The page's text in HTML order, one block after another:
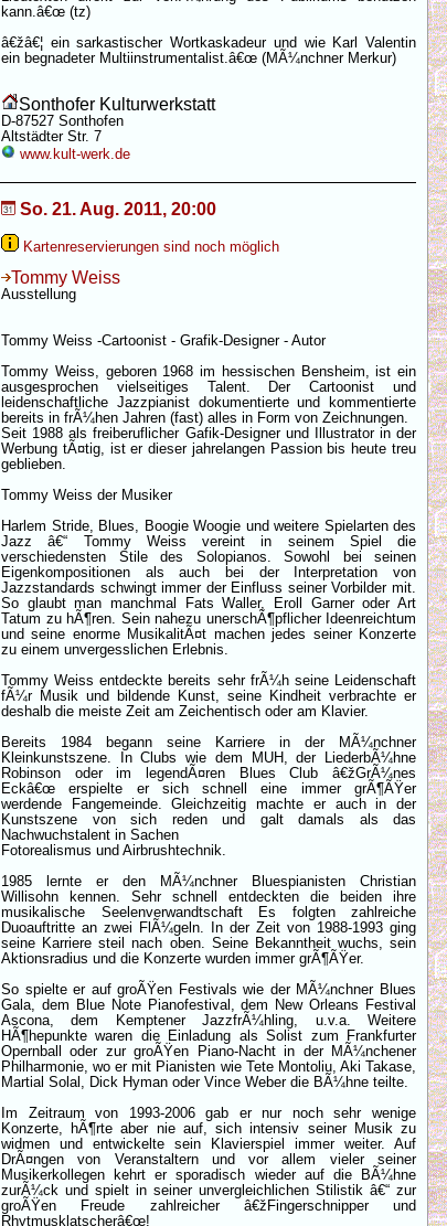
kann.â€œ (tz)
â€žâ€¦ ein sarkastischer Wortkaskadeur und wie Karl Valentin
ein begnadeter Multiinstrumentalist.â€œ (MÃ¼nchner Merkur)
Sonthofer Kulturwerkstatt
D-87527 Sonthofen
Altstädter Str. 7
www.kult-werk.de
So. 21. Aug. 2011, 20:00
Kartenreservierungen sind noch möglich
Tommy Weiss
Ausstellung
Tommy Weiss -Cartoonist - Grafik-Designer - Autor
Tommy Weiss, geboren 1968 im hessischen Bensheim, ist ein
ausgesprochen vielseitiges Talent. Der Cartoonist und
leidenschaftliche Jazzpianist dokumentierte und kommentierte
bereits in frÃ¼hen Jahren (fast) alles in Form von Zeichnungen.
Seit 1988 als freiberuflicher Gafik-Designer und Illustrator in der
Werbung tÃ¤tig, ist er dieser jahrelangen Passion bis heute treu
geblieben.
Tommy Weiss der Musiker
Harlem Stride, Blues, Boogie Woogie und weitere Spielarten des
Jazz â€“ Tommy Weiss vereint in seinem Spiel die
verschiedensten Stile des Solopianos. Sowohl bei seinen
Eigenkompositionen als auch bei der Interpretation von
Jazzstandards schwingt immer der Einfluss seiner Vorbilder mit.
So glaubt man manchmal Fats Waller, Eroll Garner oder Art
Tatum zu hÃ¶ren. Sein nahezu unerschÃ¶pflicher Ideenreichtum
und seine enorme MusikalitÃ¤t machen jedes seiner Konzerte
zu einem unvergesslichen Erlebnis.
Tommy Weiss entdeckte bereits sehr frÃ¼h seine Leidenschaft
fÃ¼r Musik und bildende Kunst, seine Kindheit verbrachte er
deshalb die meiste Zeit am Zeichentisch oder am Klavier.
Bereits 1984 begann seine Karriere in der MÃ¼nchner
Kleinkunstszene. In Clubs wie dem MUH, der LiederbÃ¼hne
Robinson oder im legendÃ¤ren Blues Club â€žGrÃ¼nes
Eckâ€œ erspielte er sich schnell eine immer grÃ¶ÃŸer
werdende Fangemeinde. Gleichzeitig machte er auch in der
Kunstszene von sich reden und galt damals als das
Nachwuchstalent in Sachen
Fotorealismus und Airbrushtechnik.
1985 lernte er den MÃ¼nchner Bluespianisten Christian
Willisohn kennen. Sehr schnell entdeckten die beiden ihre
musikalische Seelenverwandtschaft Es folgten zahlreiche
Duoauftritte an zwei FlÃ¼geln. In der Zeit von 1988-1993 ging
seine Karriere steil nach oben. Seine Bekanntheit wuchs, sein
Aktionsradius und die Konzerte wurden immer grÃ¶ÃŸer.
So spielte er auf groÃŸen Festivals wie der MÃ¼nchner Blues
Gala, dem Blue Note Pianofestival, dem New Orleans Festival
Ascona, dem Kemptener JazzfrÃ¼hling, u.v.a. Weitere
HÃ¶hepunkte waren die Einladung als Solist zum Frankfurter
Opernball oder zur groÃŸen Piano-Nacht in der MÃ¼nchener
Philharmonie, wo er mit Pianisten wie Tete Montoliu, Aki Takase,
Martial Solal, Dick Hyman oder Vince Weber die BÃ¼hne teilte.
Im Zeitraum von 1993-2006 gab er nur noch sehr wenige
Konzerte, hÃ¶rte aber nie auf, sich intensiv seiner Musik zu
widmen und entwickelte sein Klavierspiel immer weiter. Auf
DrÃ¤ngen von Veranstaltern und vor allem vieler seiner
Musikerkollegen kehrt er sporadisch wieder auf die BÃ¼hne
zurÃ¼ck und spielt in seiner unvergleichlichen Stilistik â€“ zur
groÃŸen Freude zahlreicher â€žFingerschnipper und
Rhytmusklatscherâ€œ!